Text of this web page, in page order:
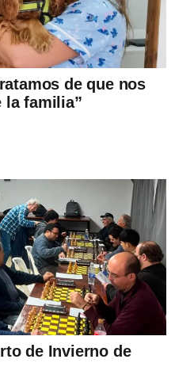
de que nos
la familia”
de Invierno de